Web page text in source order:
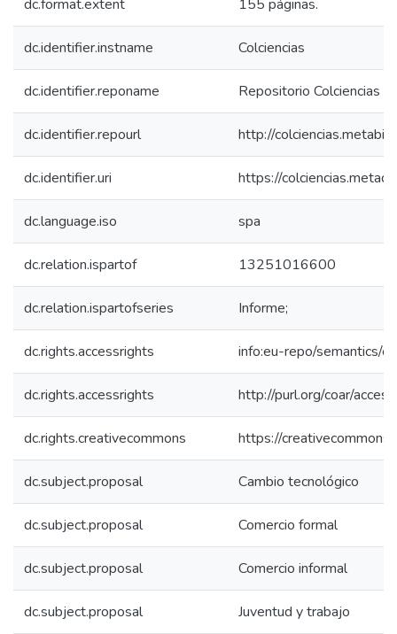
dc.format.extent 155 páginas.
dc.identifier.instname Colciencias
dc.identifier.reponame Repositorio Colciencias
dc.identifier.repourl http://
dc.identifier.uri https://
dc.language.iso spa
dc.relation.ispartof 13251016600
dc.relation.ispartofseries Informe;
dc.rights.accessrights info:eu-repo/semantics/
dc.rights.accessrights http://purl.org/coar/
dc.rights.creativecommons https://
dc.subject.proposal Cambio tecnológico
dc.subject.proposal Comercio formal
dc.subject.proposal Comercio informal
dc.subject.proposal Juventud y trabajo